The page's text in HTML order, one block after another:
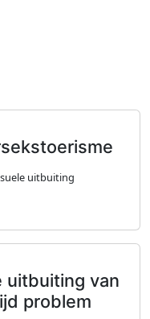
uitbuiting
uitbuiting van
problem